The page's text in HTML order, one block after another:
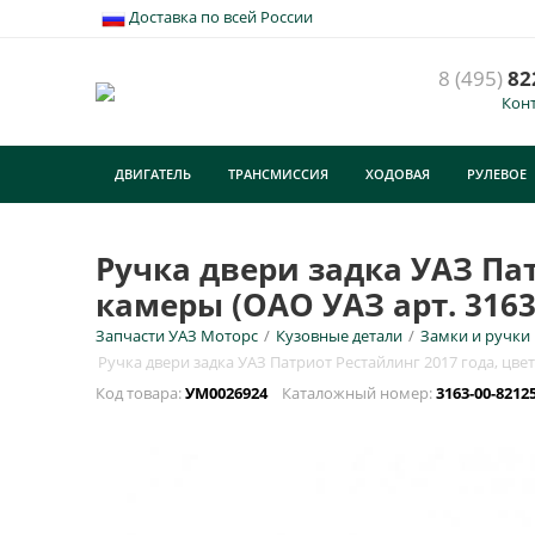
Доставка по всей России
8 (495)
ДВИГАТЕЛЬ ТРАНСМИССИЯ ХОДОВАЯ РУЛЕВОЕ
Ручка двери задка УАЗ
камеры (ОАО УАЗ арт.
Запчасти УАЗ Моторс / Кузовные детали / Замки и ручки
Ручка двери задка УАЗ Патриот Рестайлинг 2017 года,
Код товара:УМ0026924 Каталожный номер:3163-00-